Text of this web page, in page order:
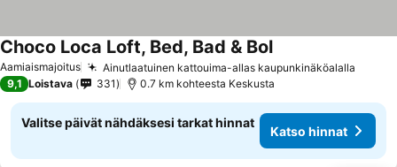
Aamiaismajoitus Ainutlaatuinen kattouima-allas kaupunkinäköalalla
Choco Loca Loft, Bed, Bad & BolKatso hinnat
9,1 Loistava 331 0.7 km kohteesta Keskusta
Valitse päivät nähdäksesi tarkat hinnat
Katso hinnat